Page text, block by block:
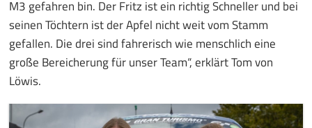
M3 gefahren bin. Der Fritz ist ein richtig Schneller und bei
seinen Töchtern ist der Apfel nicht weit vom Stamm
gefallen. Die drei sind fahrerisch wie menschlich eine
große Bereicherung für unser Team“, erklärt Tom von
Löwis.